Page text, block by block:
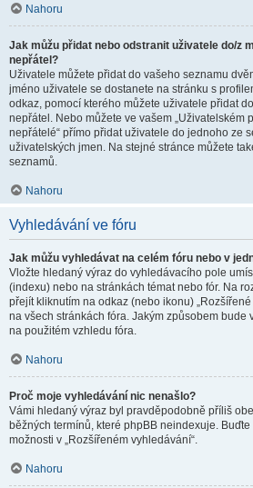
Nahoru
Jak můžu přidat nebo odstranit uživatele do/z
nepřátel?
Uživatele můžete přidat do vašeho seznamu
jméno uživatele se dostanete na stránku s
odkaz, pomocí kterého můžete uživatele přidat
nepřátel. Nebo můžete ve vašem „Uživatelském
nepřátelé“ přímo přidat uživatele do jednoho ze
uživatelských jmen. Na stejné stránce můžete
seznamů.
Nahoru
Vyhledávání ve fóru
Jak můžu vyhledávat na celém fóru nebo v
Vložte hledaný výraz do vyhledávacího pole
(indexu) nebo na stránkách témat nebo fór. Na
přejít kliknutím na odkaz (nebo ikonu)
na všech stránkách fóra. Jakým způsobem
na použitém vzhledu fóra.
Nahoru
Proč moje vyhledávání nic nenašlo?
Vámi hledaný výraz byl pravděpodobně příliš
běžných termínů, které phpBB neindexuje.
možnosti v „Rozšířeném vyhledávání“.
Nahoru